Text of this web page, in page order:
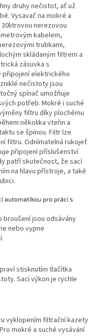
druhy nečistot, ať už
Vysavač na mokré a
nerezovou
kabelem,
trubkami,
skládaným filtrem a
zásuvka s
připojení elektrického
nečistoty jsou
spínač umožňuje
potřeb. Mokré i suché
filtru díky plochému
několika vteřin a
se špínou. Filtr lze
filtru. Odnímatelná rukojeť
připojení příslušenství
patří skutečnost, že sací
na hlavu přístroje, a také
automatikou pro práci s
jsou odsávány
nebo vypne
stisknutím tlačítka
Sací výkon je rychle
vyklopením filtrační kazety
mokré a suché vysávání